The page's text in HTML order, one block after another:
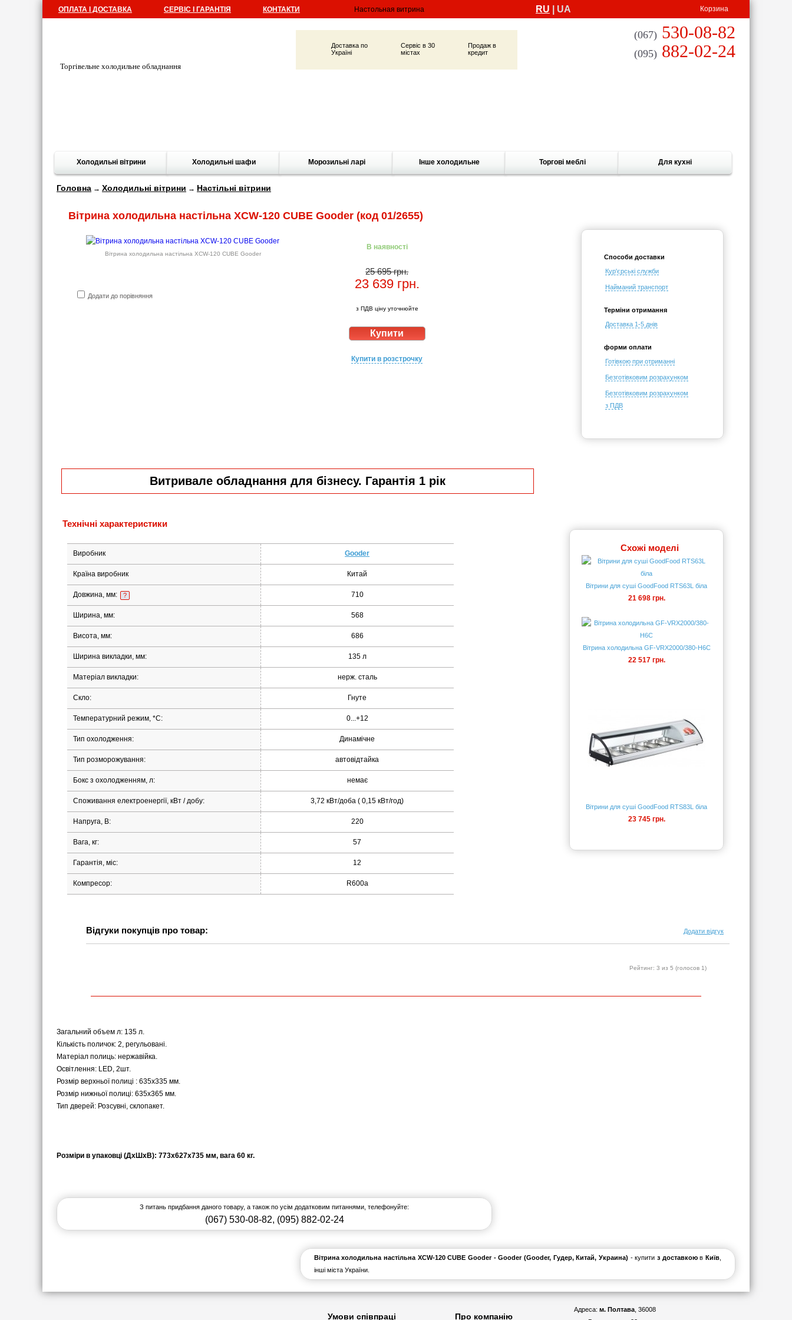
ОПЛАТА І ДОСТАВКА СЕРВІС І ГАРАНТІЯ КОНТАКТИ RU | UA Корзина
Торгівельне холодильне обладнання
Доставка по
Україні
Сервіс в 30
містах
Продаж в
кредит
(067) 530-08-82
(095) 882-02-24
Холодильні вітрини Холодильні шафи Морозильні ларі Інше холодильне Торгові меблі Для кухні
Головна → Холодильні вітрини → Настільні вітрини
Вітрина холодильна настільна XCW-120 CUBE Gooder (код 01/2655)
Вітрина холодильна настільна XCW-120 CUBE Gooder
Додати до порівняння
В наявності
25 695 грн.
23 639грн.
з ПДВ ціну уточнюйте
Купити в розстрочку
Способи доставки
Кур'єрські служби
Найманий транспорт
Терміни отримання
Доставка 1-5 днів
форми оплати
Готівкою при отриманні
Безготівковим розрахунком
Безготівковим розрахунком
з ПДВ
Витривале обладнання для бізнесу. Гарантія 1 рік
Технічні характеристики
Виробник Gooder
Країна виробник Китай
Довжина, мм: ? 710
Ширина, мм: 568
Висота, мм: 686
Ширина викладки, мм: 135 л
Матеріал викладки: нерж. сталь
Скло: Гнуте
Температурний режим, *С: 0...+12
Тип охолодження: Динамічне
Тип розморожування: автовідтайка
Бокс з охолодженням, л: немає
Споживання електроенергії, кВт / добу: 3,72 кВт/доба ( 0,15 кВт/год)
Напруга, В: 220
Вага, кг: 57
Гарантія, міс: 12
Компресор: R600a
Схожі моделі
Вітрини для суші GoodFood RTS63L біла
21 698 грн.
Вітрина холодильна GF-VRX2000/380-H6C
22 517 грн.
Вітрини для суші GoodFood RTS83L біла
23 745 грн.
Відгуки покупців про товар: Додати відгук
Рейтинг: 3 из 5 (голосов 1)
Загальний объем л: 135 л.
Кількість поличок: 2, регульовані.
Матеріал полиць: нержавійка.
Освітлення: LED, 2шт.
Розмір верхньої полиці : 635х335 мм.
Розмір нижньої полиці: 635х365 мм.
Тип дверей: Розсувні, склопакет.
Розміри в упаковці (ДхШхВ): 773х627х735 мм, вага 60 кг.
З питань придбання даного товару, а також по усім додатковим питаннями, телефонуйте:
(067) 530-08-82, (095) 882-02-24
Вітрина холодильна настільна XCW-120 CUBE Gooder - Gooder (Gooder, Гудер, Китай, Украина) - купитиз доставкоювКиїв
інші міста України.
Умови співпраці Про компанію
Адреса: м. Полтава, 36008